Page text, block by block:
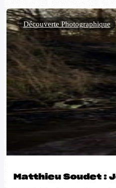
Matthieu Soudet :
Découverte Photographique